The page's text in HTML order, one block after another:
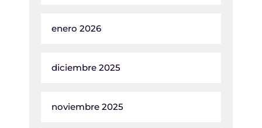
enero 2026
diciembre 2025
noviembre 2025